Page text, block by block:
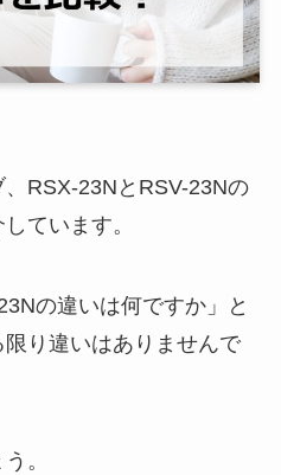
RSX-23NとRSV-23Nの
ています。
の違いは何ですか」と
り違いはありませんで
。